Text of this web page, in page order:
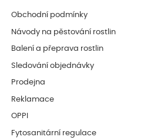
Obchodní podmínky
Návody na pěstování rostlin
Balení a přeprava rostlin
Sledování objednávky
Prodejna
Reklamace
OPPI
Fytosanitární regulace